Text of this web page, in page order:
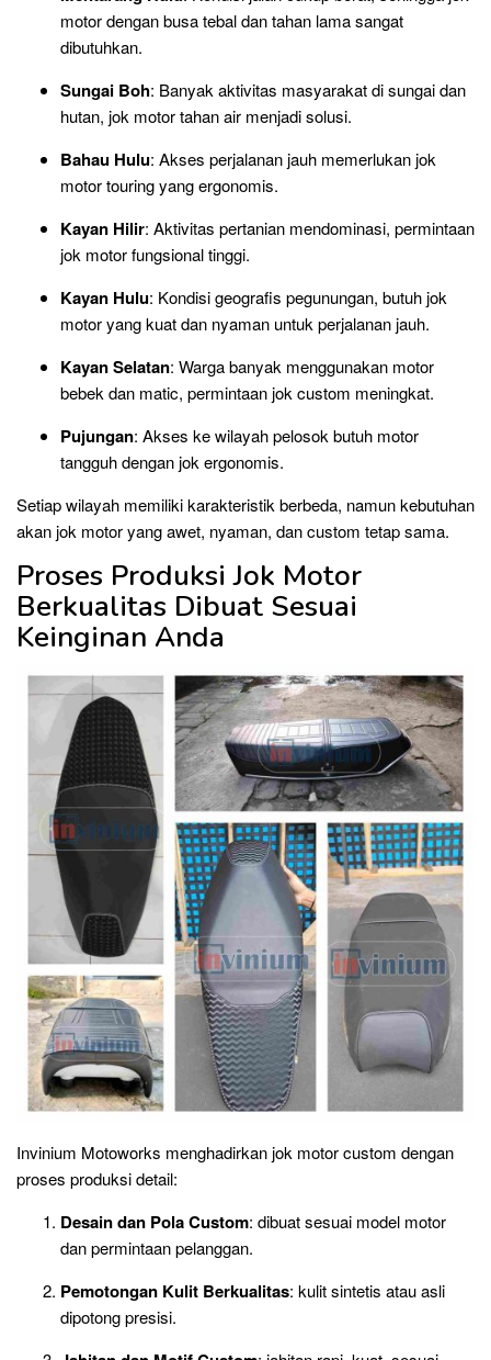
motor dengan busa tebal dan tahan lama sangat
dibutuhkan.
Sungai Boh: Banyak aktivitas masyarakat di sungai dan
hutan, jok motor tahan air menjadi solusi.
Bahau Hulu: Akses perjalanan jauh memerlukan jok
motor touring yang ergonomis.
Kayan Hilir: Aktivitas pertanian mendominasi, permintaan
jok motor fungsional tinggi.
Kayan Hulu: Kondisi geografis pegunungan, butuh jok
motor yang kuat dan nyaman untuk perjalanan jauh.
Kayan Selatan: Warga banyak menggunakan motor
bebek dan matic, permintaan jok custom meningkat.
Pujungan: Akses ke wilayah pelosok butuh motor
tangguh dengan jok ergonomis.
Setiap wilayah memiliki karakteristik berbeda, namun kebutuhan
akan jok motor yang awet, nyaman, dan custom tetap sama.
Proses Produksi Jok Motor
Berkualitas Dibuat Sesuai
Keinginan Anda
Invinium Motoworks menghadirkan jok motor custom dengan
proses produksi detail:
Desain dan Pola Custom: dibuat sesuai model motor
dan permintaan pelanggan.
Pemotongan Kulit Berkualitas: kulit sintetis atau asli
dipotong presisi.